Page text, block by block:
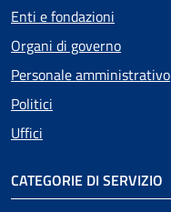
Enti e fondazioni
Organi di governo
Personale amministrativo
Politici
Uffici
CATEGORIE DI SERVIZIO